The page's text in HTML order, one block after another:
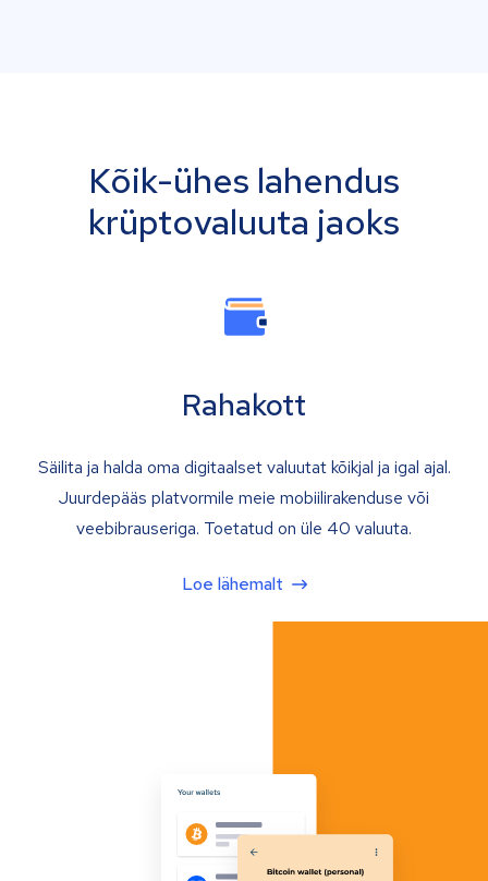
Kõik-ühes lahendus
krüptovaluuta jaoks
Rahakott
Säilita ja halda oma digitaalset valuutat kõikjal ja igal ajal.
Juurdepääs platvormile meie mobiilirakenduse või
veebibrauseriga. Toetatud on üle 40 valuuta.
Loe lähemalt